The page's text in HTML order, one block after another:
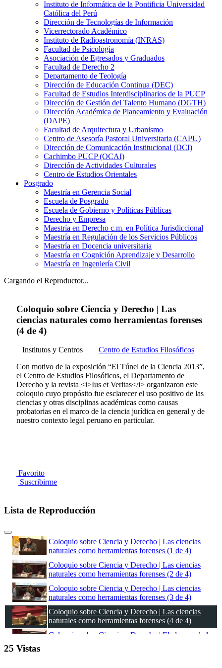
Instituto de Informática de la Pontificia Universidad
Católica del Perú
Dirección de Tecnologías de Información
Vicerrectorado Académico
Instituto de Radioastronomía (INRAS)
Facultad de Psicología
Asociación de Egresados y Graduados
Facultad de Derecho 2
Departamento de Teología
Dirección de Educación Continua (DEC)
Facultad de Estudios Interdisciplinarios de la PUCP
Dirección de Gestión del Talento Humano (DGTH)
Dirección Académica de Planeamiento y Evaluación
(DAPE)
Facultad de Arquitectura y Urbanismo
Centro de Asesoría Pastoral Universitaria (CAPU)
Dirección de Comunicación Institucional (DCI)
Cachimbo PUCP (OCAI)
Dirección de Actividades Culturales
Centro de Estudios Orientales
Posgrado
Maestría en Gerencia Social
Escuela de Posgrado
Escuela de Gobierno y Políticas Públicas
Derecho y Empresa
Maestría en Derecho c.m. en Política Jurisdiccional
Maestría en Regulación de los Servicios Públicos
Maestría en Docencia universitaria
Maestría en Cognición Aprendizaje y Desarrollo
Maestría en Ingeniería Civil
Cargando el Reproductor...
Coloquio sobre Ciencia y Derecho | Las
ciencias naturales como herramientas forenses
(4 de 4)
Institutos y Centros
Centro de Estudios Filosóficos
Con motivo de la exposición “El Túnel de la Ciencia 2013”,
el Centro de Estudios Filosóficos, el Departamento de
Derecho y la revista <i>Ius et Veritas</i> organizaron este
coloquio cuyo propósito fue esclarecer el uso positivo de las
ciencias y otras disciplinas académicas como causas
probatorias en el marco de la ciencia jurídica en general y de
nuestro contexto legal peruano en particular.
Favorito
Suscribirme
Lista de Reproducción
Coloquio sobre Ciencia y Derecho | Las ciencias
naturales como herramientas forenses (1 de 4)
Coloquio sobre Ciencia y Derecho | Las ciencias
naturales como herramientas forenses (2 de 4)
Coloquio sobre Ciencia y Derecho | Las ciencias
naturales como herramientas forenses (3 de 4)
Coloquio sobre Ciencia y Derecho | Las ciencias
naturales como herramientas forenses (4 de 4)
Coloquio sobre Ciencia y Derecho | El alcance de las
25 Vistas